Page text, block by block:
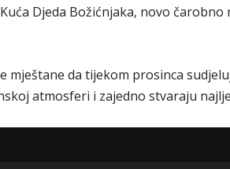
Djeda Božićnjaka, novo
mještane da tijekom prosinca
atmosferi i zajedno stvaraju